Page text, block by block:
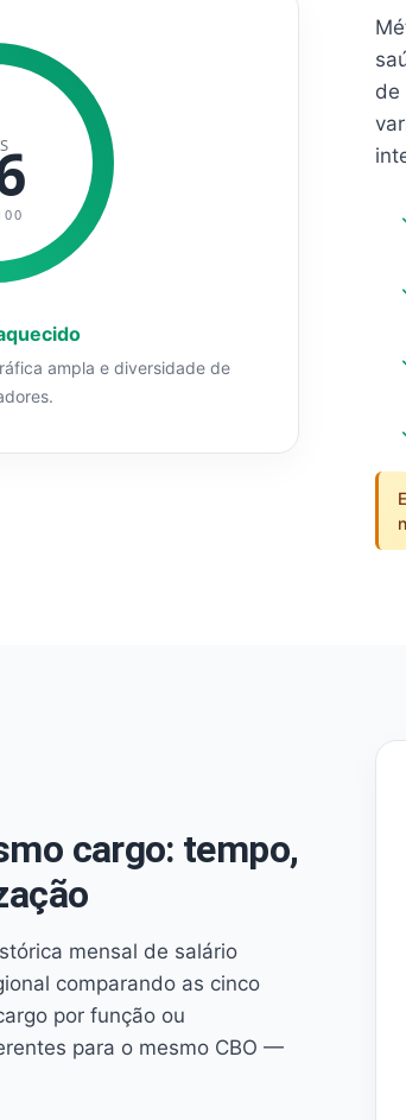
de
ampla e diversidade de
cargo: tempo,
mensal de salário
comparando as cinco
por função ou
para o mesmo CBO —